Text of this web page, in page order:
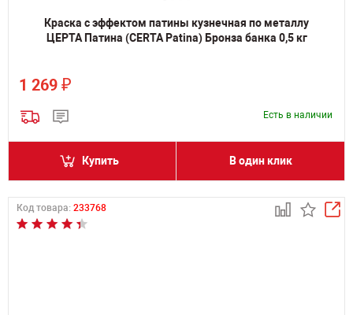
Краска с эффектом патины кузнечная по металлу
ЦЕРТА Патина (CERTA Patina) Бронза банка 0,5 кг
1 269 ₽
Есть в наличии
Купить В один клик
Код товара: 233768